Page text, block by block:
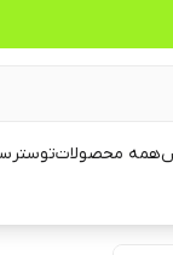
همه محصولاتتوستر